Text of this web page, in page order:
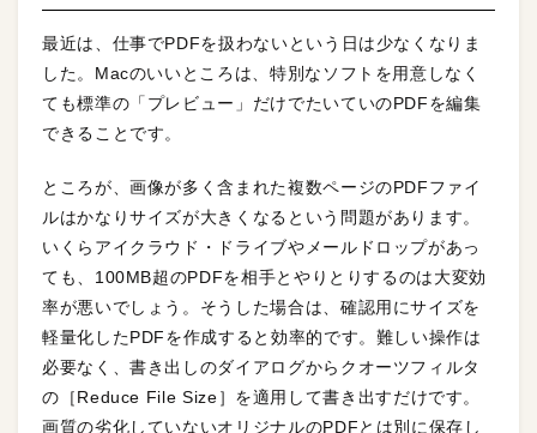
最近は、仕事でPDFを扱わないという日は少なくなりま
した。Macのいいところは、特別なソフトを用意しなく
ても標準の「プレビュー」だけでたいていのPDFを編集
できることです。
ところが、画像が多く含まれた複数ページのPDFファイ
ルはかなりサイズが大きくなるという問題があります。
いくらアイクラウド・ドライブやメールドロップがあっ
ても、100MB超のPDFを相手とやりとりするのは大変効
率が悪いでしょう。そうした場合は、確認用にサイズを
軽量化したPDFを作成すると効率的です。難しい操作は
必要なく、書き出しのダイアログからクオーツフィルタ
の［Reduce File Size］を適用して書き出すだけです。
画質の劣化していないオリジナルのPDFとは別に保存し